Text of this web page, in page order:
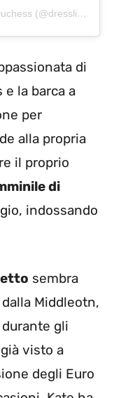
Un post condiviso da Dress Like a Duchess (@dresslikeaduchess)
di
la barca a
per
alla propria
il proprio
di
indossando
sembra
Middleotn,
gli
visto a
degli Euro